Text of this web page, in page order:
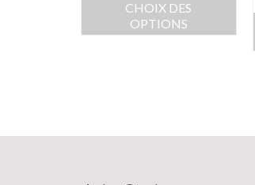
CHOIX DES
OPTIONS